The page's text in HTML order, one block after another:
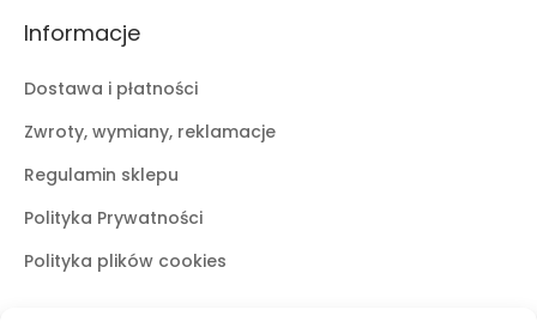
Informacje
Dostawa i płatności
Zwroty, wymiany, reklamacje
Regulamin sklepu
Polityka Prywatności
Polityka plików cookies